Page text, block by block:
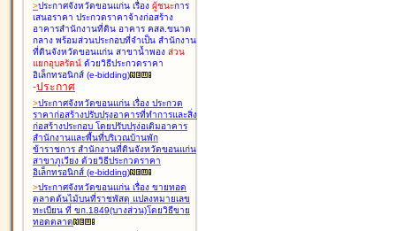
>ประกาศจังหวัดขอนแก่น เรื่อง ผู้ชนะการ
เสนอราคา ประกวดราคาจ้างก่อสร้าง
อาคารสำนักงานที่ดิน อาคาร คสล.ขนาด
กลาง พร้อมส่วนประกอบที่จำเป็น สำนักงาน
ที่ดินจังหวัดขอนแก่น สาขาน้ำพอง ส่วน
แยกอุบลรัตน์ ด้วยวิธีประกวดราคา
อิเล็กทรอนิกส์ (e-bidding)
-ประกาศ
>ประกาศจังหวัดขอนแก่น เรื่อง ประกวด
ราคาก่อสร้างปรับปรุงอาคารที่ทำการและสิ่ง
ก่อสร้างประกอบ โดยปรับปรุง่อเติมอาคาร
สำนักงานและพื้นที่บริเวณบ้านพัก
ข้าราชการ สำนักงานที่ดินจังหวัดขอนแก่น
สาขาภูเวียง ด้วยวิธีประกวดราคา
อิเล็กทรอนิกส์ (e-bidding)
>ประกาศจังหวัดขอนแก่น เรื่อง ขายทอด
ตลาดต้นไม้บนที่ราชพัสดุ แปลงหมายเลข
ทะเบียน ที่ ขก.1849(บางส่วน)โดยวิธีขาย
ทอดตลาด